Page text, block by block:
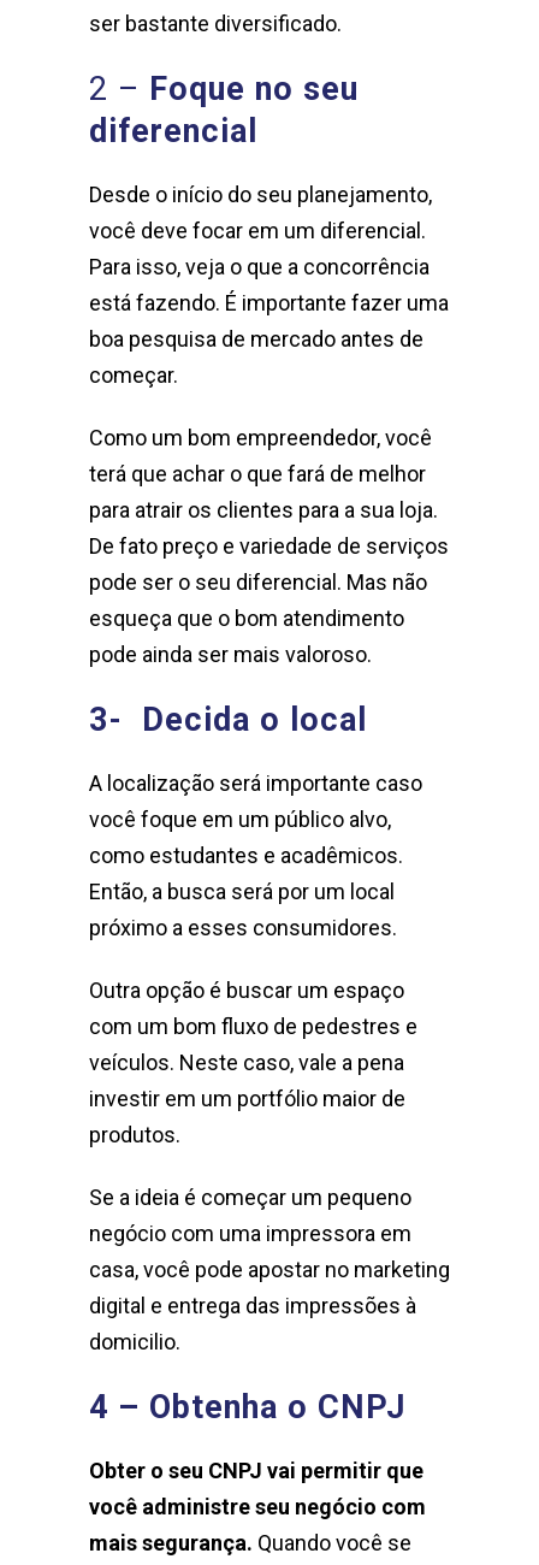
ser bastante diversificado.
2 – Foque no seu
diferencial
Desde o início do seu planejamento,
você deve focar em um diferencial.
Para isso, veja o que a concorrência
está fazendo. É importante fazer uma
boa pesquisa de mercado antes de
começar.
Como um bom empreendedor, você
terá que achar o que fará de melhor
para atrair os clientes para a sua loja.
De fato preço e variedade de serviços
pode ser o seu diferencial. Mas não
esqueça que o bom atendimento
pode ainda ser mais valoroso.
3- Decida o local
A localização será importante caso
você foque em um público alvo,
como estudantes e acadêmicos.
Então, a busca será por um local
próximo a esses consumidores.
Outra opção é buscar um espaço
com um bom fluxo de pedestres e
veículos. Neste caso, vale a pena
investir em um portfólio maior de
produtos.
Se a ideia é começar um pequeno
negócio com uma impressora em
casa, você pode apostar no marketing
digital e entrega das impressões à
domicilio.
4 – Obtenha o CNPJ
Obter o seu CNPJ vai permitir que
você administre seu negócio com
mais segurança. Quando você se